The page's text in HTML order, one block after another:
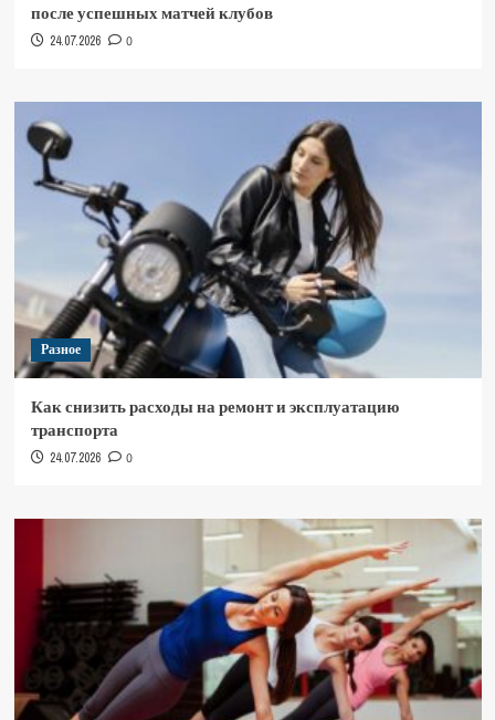
после успешных матчей клубов
24.07.2026 0
Разное
Как снизить расходы на ремонт и эксплуатацию
транспорта
24.07.2026 0